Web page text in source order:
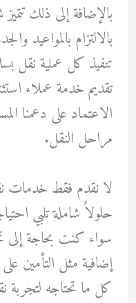
بالإضافة إلى ذلك
بالالتزام بالمواعيد
تنفيذ كل عملية نقل
تقديم خدمة عملاء
الاعتماد على دعمنا
مراحل النقل.
لا نقدم فقط خدمات
حلولاً شاملة تلبي
سواء كنت بحاجة
إضافية مثل التأمين على
كل ما تحتاجه لتجربة